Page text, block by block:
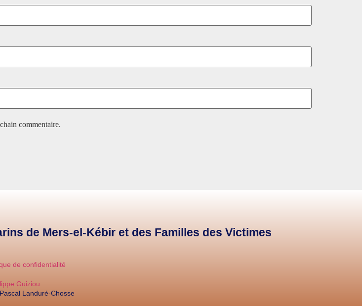
commentaire.
de Mers-el-Kébir et des Familles des Victimes
de confidentialité
Guiziou
Landuré-Chosse